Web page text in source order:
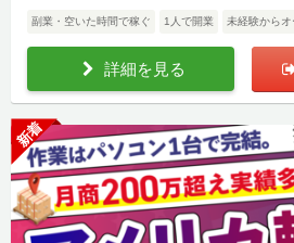
副業・空いた時間で稼ぐ 1人で開業 未経験からオ
詳細を見る
新着